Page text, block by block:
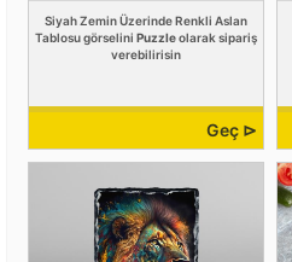
Siyah Zemin Üzerinde Renkli Aslan
Tablosu görselini Puzzleolarak sipariş
verebilirisin
Geç ⊳